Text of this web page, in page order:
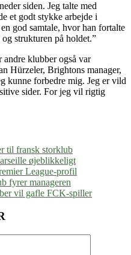
siden. Jeg talte med
et godt stykke arbejde i
god samtale, hvor han fortalte
strukturen på holdet.”
klubber også var
Hürzeler, Brightons manager,
kunne forbedre mig. Jeg er vild
sider. For jeg vil rigtig
til fransk storklub
øjeblikkeligt
League-profil
fyrer manageren
vil gafle FCK-spiller